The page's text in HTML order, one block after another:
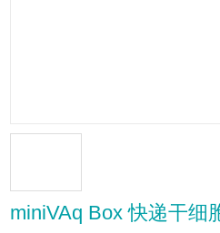
miniVAq Box 快递干细